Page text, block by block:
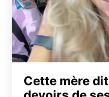
Cette mère